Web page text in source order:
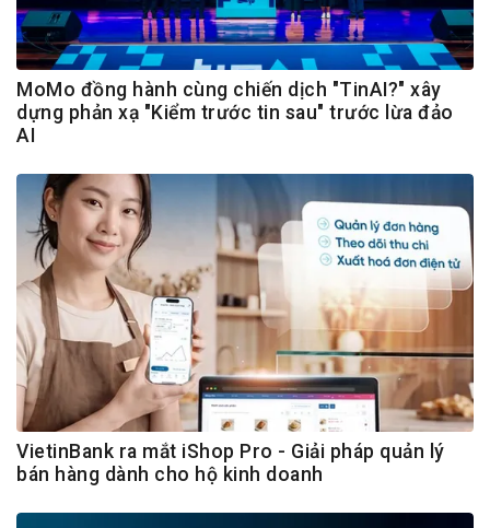
MoMo đồng hành cùng chiến dịch "TinAI?" xây
dựng phản xạ "Kiểm trước tin sau" trước lừa đảo
AI
VietinBank ra mắt iShop Pro - Giải pháp quản lý
bán hàng dành cho hộ kinh doanh